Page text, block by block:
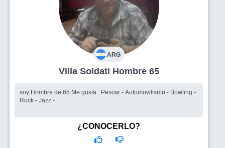
ARG
Villa Soldati Hombre 65
soy Hombre de 65 Me gusta : Pescar - Automovilismo - Bowling -
Rock - Jazz -
¿CONOCERLO?